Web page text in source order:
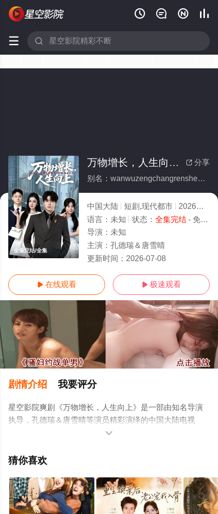
   
 
全集完结/全集
 分享
万物增长，人生向上(全集)
别名：wanwuzengchangrenshengxiangshang
中国大陆 短剧,现代都市 2026
8.0
语言： 未知 状态： 全集完结- 免费在线观看
导演： 未知
主演： 孔德瑞＆唐雪晴
更新时间： 2026-07-08
 在线观看  极速观看
剧情介绍 我要评分
星空影院爽剧《万物增长，人生向上》是一部由知名导演
执导，孔德瑞＆唐雪晴等演员精彩演绎的中国大陆电视
剧，大结局剧情已揭晓（全集完结），手机免费观看高清
可移步至豆瓣电视剧、电视猫或剧情网等平台了解。

猜你喜欢